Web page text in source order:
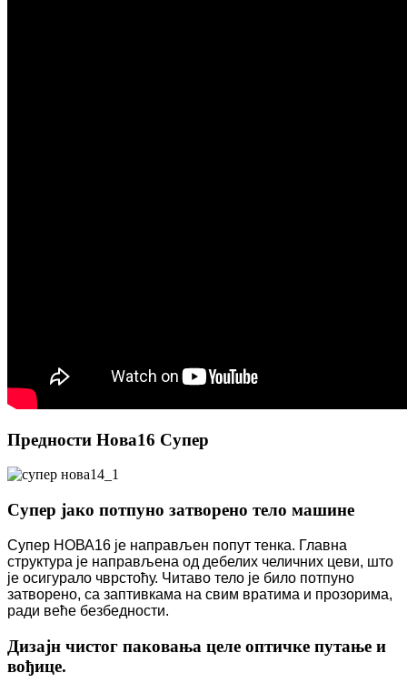
Предности Нова16 Супер
Супер јако потпуно затворено тело машине
Супер НОВА16 је направљен попут тенка. Главна
структура је направљена од дебелих челичних цеви, што
је осигурало чврстоћу. Читаво тело је било потпуно
затворено, са заптивкама на свим вратима и прозорима,
ради веће безбедности.
Дизајн чистог паковања целе оптичке путање и
вођице.